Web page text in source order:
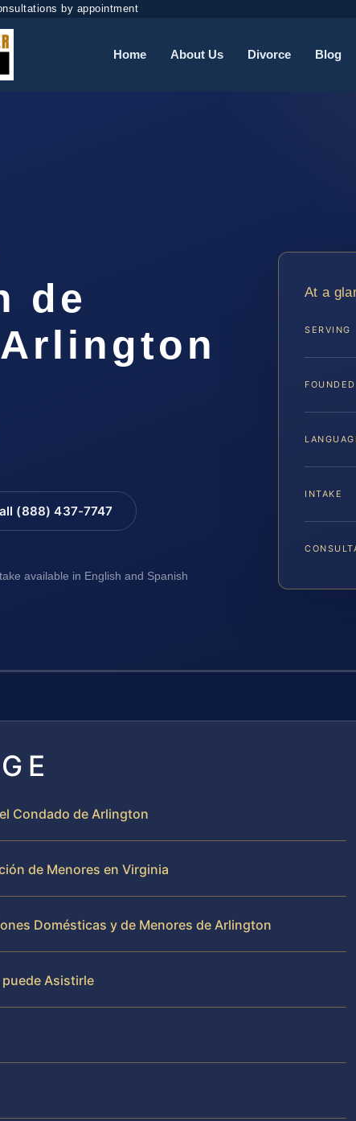
by appointment
Home About Us Divorce Blog
de
(888) 437-7747
available in English and Spanish
At a
SERVING
FOUNDED
INTAKE
Condado de Arlington
de Menores en Virginia
Domésticas y de Menores de Arlington
puede Asistirle